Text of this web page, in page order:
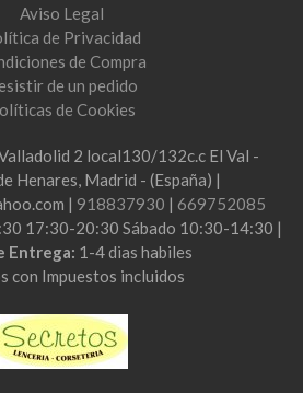
Aviso Legal
de Privacidad
de Compra
de un pedido
de Cookies
2 local130/132c.c El Val -
Henares, Madrid - (España) |
| 918837930 | 669752085
17:30-20:30 Sábado 10:30-14:30 |
Entrega: 1-4 dias habiles
con Impuestos incluidos